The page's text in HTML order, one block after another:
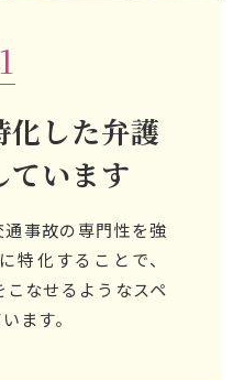
化した弁護
ています
事故の専門性を強
特化することで、
なせるようなスペ
ます。